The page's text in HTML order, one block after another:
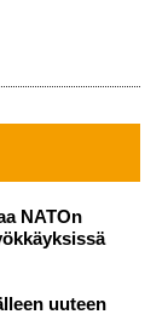
NATOn
uuteen